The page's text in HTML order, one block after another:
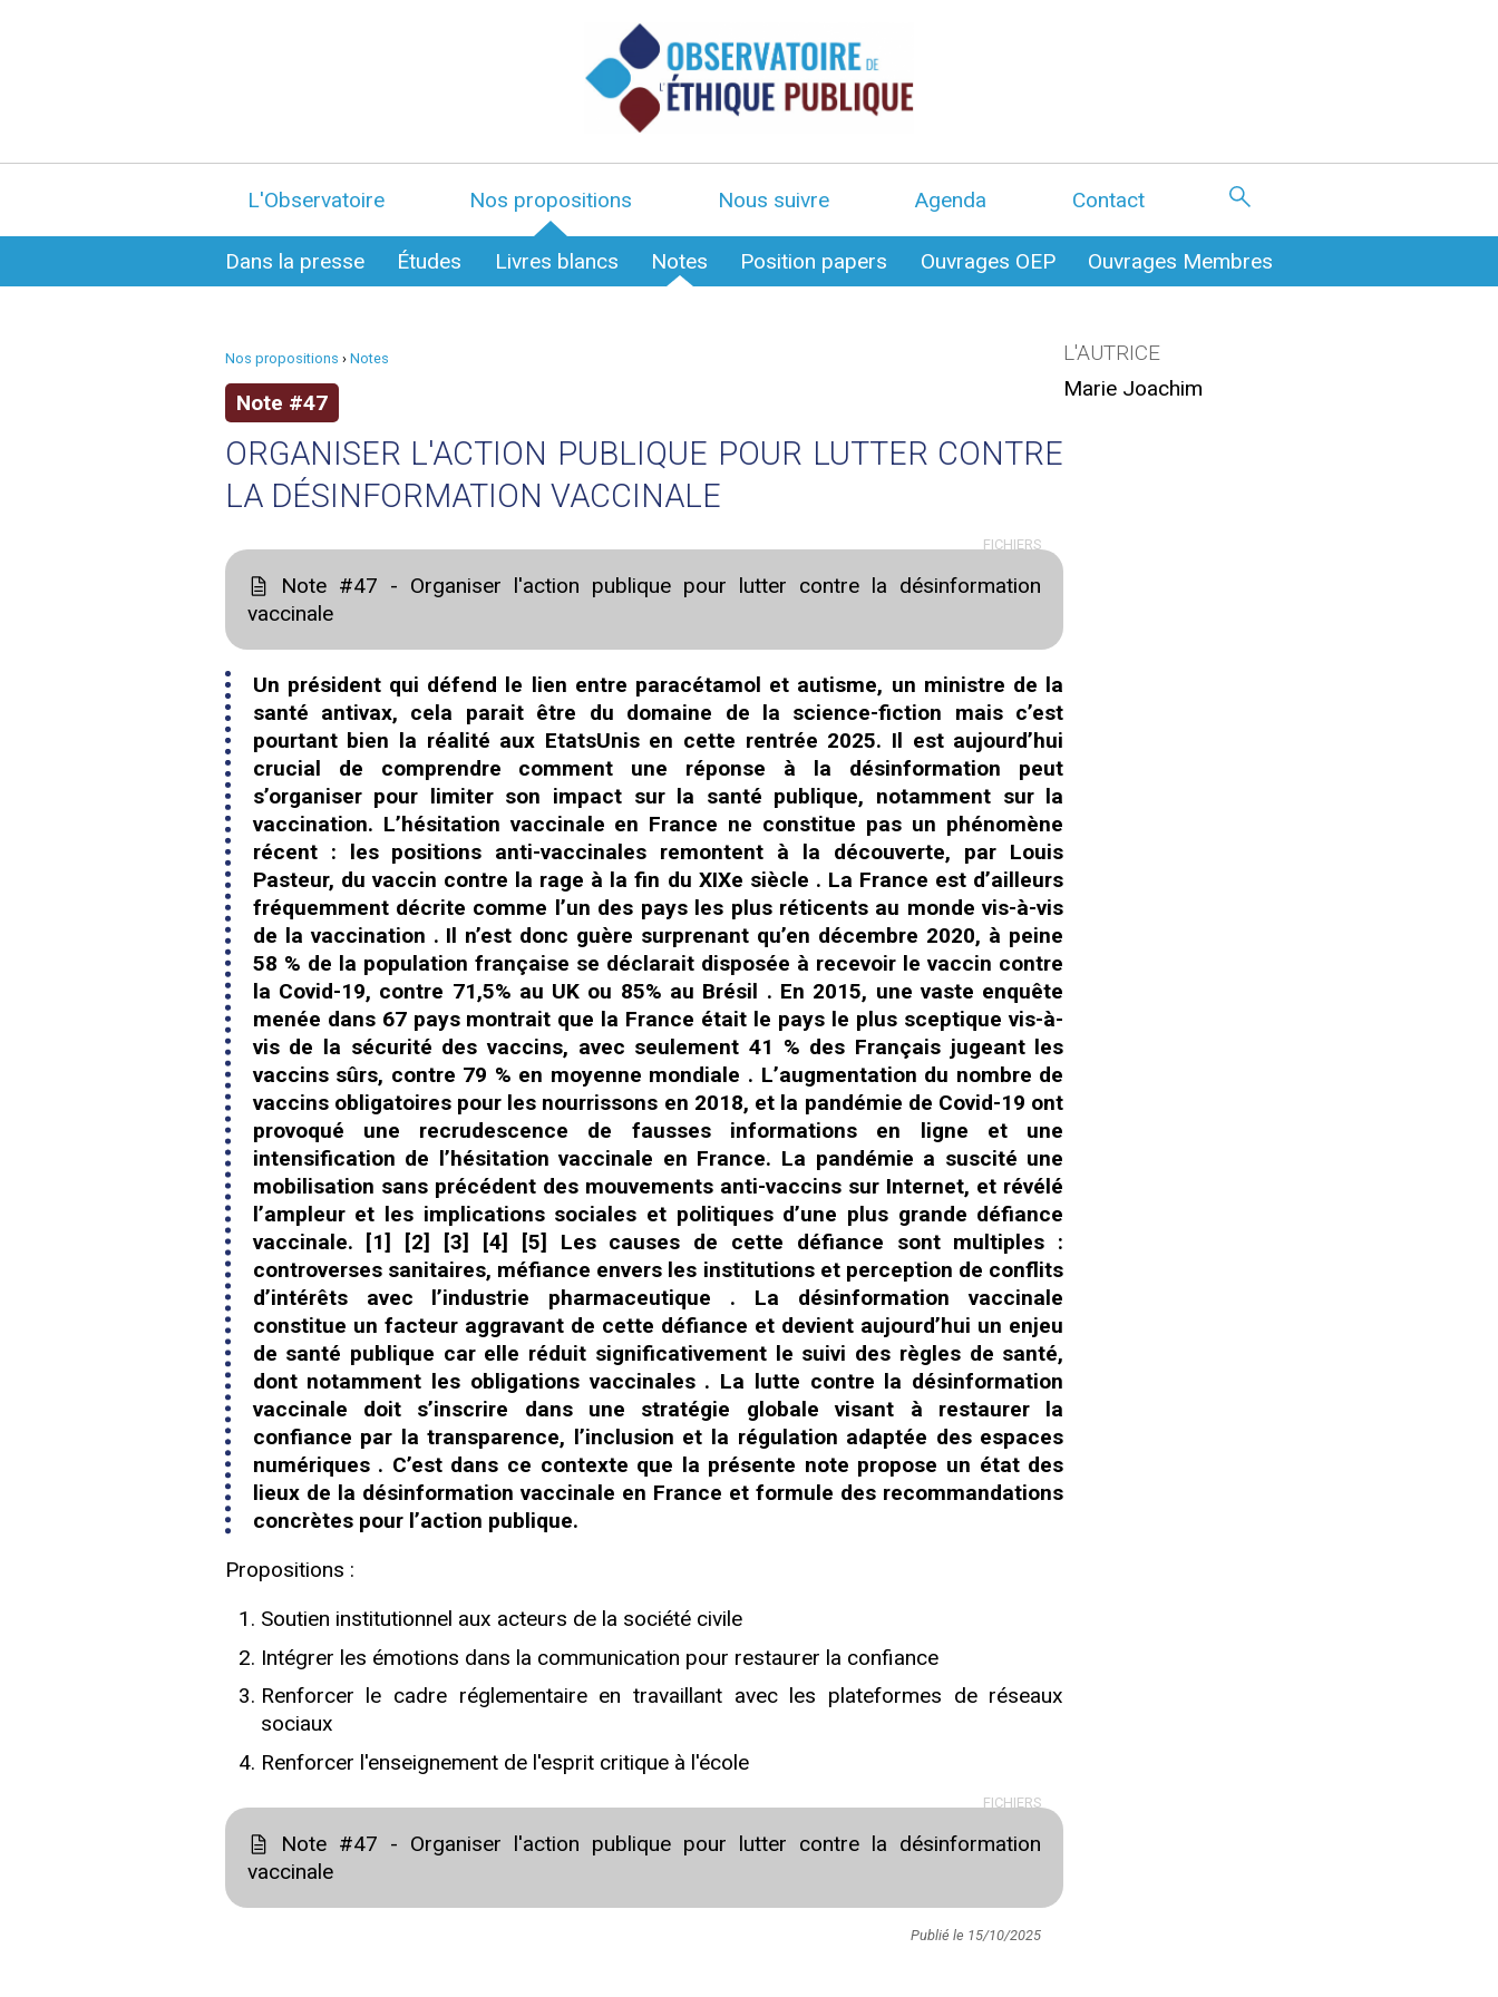
L'Observatoire Nos propositions Nous suivre Agenda Contact
Dans la presse Études Livres blancs Notes Position papers Ouvrages OEP Ouvrages Membres
Nos propositions › Notes
Note #47
ORGANISER L'ACTION PUBLIQUE POUR LUTTER CONTRE
LA DÉSINFORMATION VACCINALE
FICHIERS
Note #47 - Organiser l'action publique pour lutter contre la désinformation
vaccinale
Un président qui défend le lien entre paracétamol et autisme, un ministre de la
santé antivax, cela parait être du domaine de la science-fiction mais c’est
pourtant bien la réalité aux EtatsUnis en cette rentrée 2025. Il est aujourd’hui
crucial de comprendre comment une réponse à la désinformation peut
s’organiser pour limiter son impact sur la santé publique, notamment sur la
vaccination. L’hésitation vaccinale en France ne constitue pas un phénomène
récent : les positions anti-vaccinales remontent à la découverte, par Louis
Pasteur, du vaccin contre la rage à la fin du XIXe siècle . La France est d’ailleurs
fréquemment décrite comme l’un des pays les plus réticents au monde vis-à-vis
de la vaccination . Il n’est donc guère surprenant qu’en décembre 2020, à peine
58 % de la population française se déclarait disposée à recevoir le vaccin contre
la Covid-19, contre 71,5% au UK ou 85% au Brésil . En 2015, une vaste enquête
menée dans 67 pays montrait que la France était le pays le plus sceptique vis-à-
vis de la sécurité des vaccins, avec seulement 41 % des Français jugeant les
vaccins sûrs, contre 79 % en moyenne mondiale . L’augmentation du nombre de
vaccins obligatoires pour les nourrissons en 2018, et la pandémie de Covid-19 ont
provoqué une recrudescence de fausses informations en ligne et une
intensification de l’hésitation vaccinale en France. La pandémie a suscité une
mobilisation sans précédent des mouvements anti-vaccins sur Internet, et révélé
l’ampleur et les implications sociales et politiques d’une plus grande défiance
vaccinale. [1] [2] [3] [4] [5] Les causes de cette défiance sont multiples :
controverses sanitaires, méfiance envers les institutions et perception de conflits
d’intérêts avec l’industrie pharmaceutique . La désinformation vaccinale
constitue un facteur aggravant de cette défiance et devient aujourd’hui un enjeu
de santé publique car elle réduit significativement le suivi des règles de santé,
dont notamment les obligations vaccinales . La lutte contre la désinformation
vaccinale doit s’inscrire dans une stratégie globale visant à restaurer la
confiance par la transparence, l’inclusion et la régulation adaptée des espaces
numériques . C’est dans ce contexte que la présente note propose un état des
lieux de la désinformation vaccinale en France et formule des recommandations
concrètes pour l’action publique.
Propositions :
Soutien institutionnel aux acteurs de la société civile
Intégrer les émotions dans la communication pour restaurer la confiance
Renforcer le cadre réglementaire en travaillant avec les plateformes de réseaux
sociaux
Renforcer l'enseignement de l'esprit critique à l'école
FICHIERS
Note #47 - Organiser l'action publique pour lutter contre la désinformation
vaccinale
Publié le 15/10/2025
L'AUTRICE
Marie Joachim